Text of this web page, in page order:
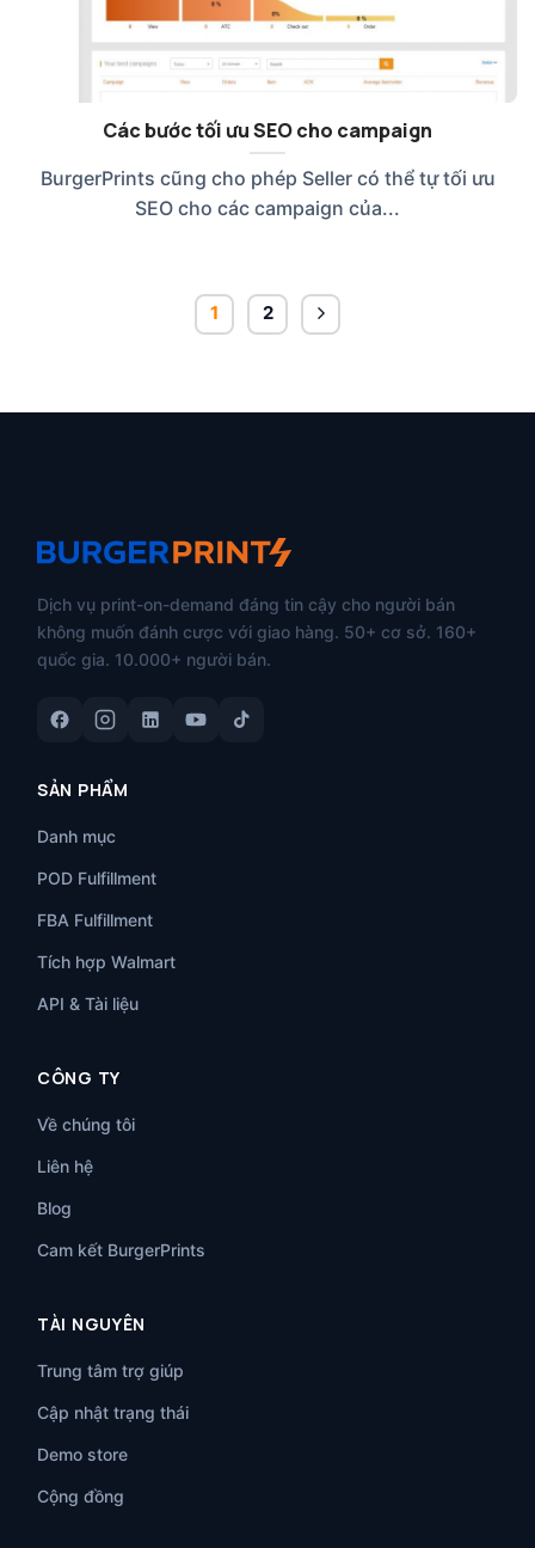
Các bước tối ưu SEO cho campaign
BurgerPrints cũng cho phép Seller có thể tự tối ưu
SEO cho các campaign của...
1 2
Dịch vụ print-on-demand đáng tin cậy cho người bán
không muốn đánh cược với giao hàng. 50+ cơ sở. 160+
quốc gia. 10.000+ người bán.
SẢN PHẨM
Danh mục
POD Fulfillment
FBA Fulfillment
Tích hợp Walmart
API & Tài liệu
CÔNG TY
Về chúng tôi
Liên hệ
Blog
Cam kết BurgerPrints
TÀI NGUYÊN
Trung tâm trợ giúp
Cập nhật trạng thái
Demo store
Cộng đồng